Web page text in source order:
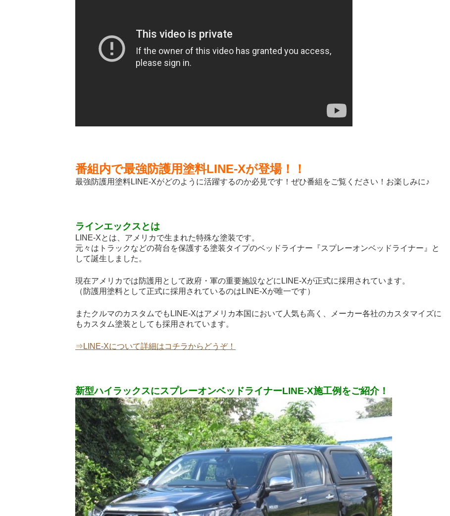
番組内で最強防護用塗料LINE-Xが登場！！
最強防護用塗料LINE-Xがどのように活躍するのか必見です！ぜひ番組をご覧ください！お楽しみに♪
ラインエックスとは
LINE-Xとは、アメリカで生まれた特殊な塗装です。
元々はトラックなどの荷台を保護する塗装タイプのベッドライナー『スプレーオンベッドライナー』と
して誕生しました。
現在アメリカでは防護用として政府・軍の重要施設などにLINE-Xが正式に採用されています。
（防護用塗料として正式に採用されているのはLINE-Xが唯一です）
またクルマのカスタムでもLINE-Xはアメリカ本国において人気も高く、メーカー各社のカスタマイズに
もカスタム塗装としても採用されています。
⇒LINE-Xについて詳細はコチラからどうぞ！
新型ハイラックスにスプレーオンベッドライナーLINE-X施工例をご紹介！